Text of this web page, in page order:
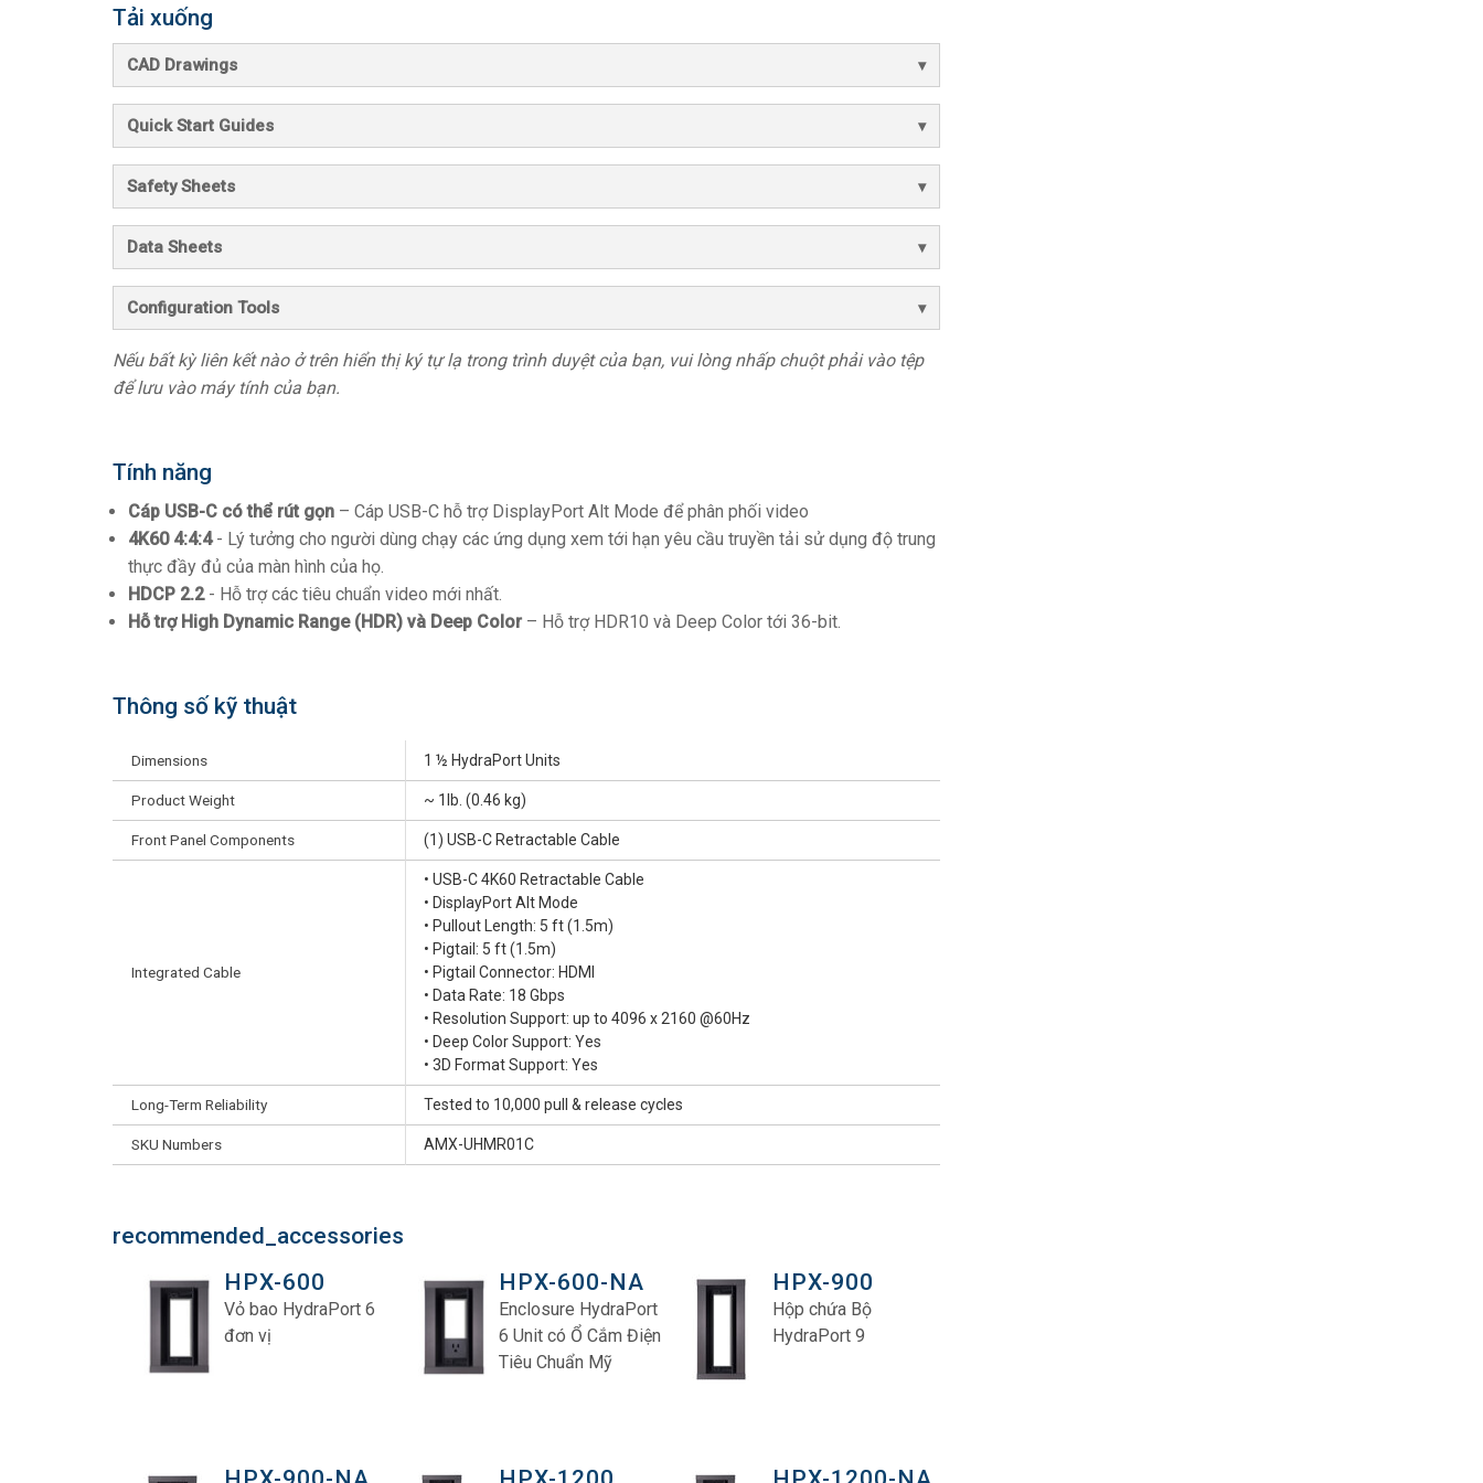
Tải xuống
CAD Drawings
Quick Start Guides
Safety Sheets
Data Sheets
Configuration Tools
Nếu bất kỳ liên kết nào ở trên hiển thị ký tự lạ trong trình duyệt của bạn, vui lòng nhấp chuột phải vào tệp
để lưu vào máy tính của bạn.
Tính năng
Cáp USB-C có thể rút gọn – Cáp USB-C hỗ trợ DisplayPort Alt Mode để phân phối video
4K60 4:4:4- Lý tưởng cho người dùng chạy các ứng dụng xem tới hạn yêu cầu truyền tải sử dụng độ trung
thực đầy đủ của màn hình của họ.
HDCP 2.2- Hỗ trợ các tiêu chuẩn video mới nhất.
Hỗ trợ High Dynamic Range (HDR) và Deep Color– Hỗ trợ HDR10 và Deep Color tới 36-bit.
Thông số kỹ thuật
Dimensions 1 ½ HydraPort Units
Product Weight ~ 1lb. (0.46 kg)
Front Panel Components (1) USB-C Retractable Cable
Integrated Cable
• USB-C 4K60 Retractable Cable
• DisplayPort Alt Mode
• Pullout Length: 5 ft (1.5m)
• Pigtail: 5 ft (1.5m)
• Pigtail Connector: HDMI
• Data Rate: 18 Gbps
• Resolution Support: up to 4096 x 2160 @60Hz
• Deep Color Support: Yes
• 3D Format Support: Yes
Long-Term Reliability Tested to 10,000 pull & release cycles
SKU Numbers AMX-UHMR01C
recommended_accessories
HPX-600
Vỏ bao HydraPort 6
đơn vị
HPX-600-NA
Enclosure HydraPort
6 Unit có Ổ Cắm Điện
Tiêu Chuẩn Mỹ
HPX-900
Hộp chứa Bộ
HydraPort 9